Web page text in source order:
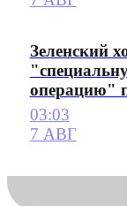
Зеленский
операцию"
03:03
7 АВГ